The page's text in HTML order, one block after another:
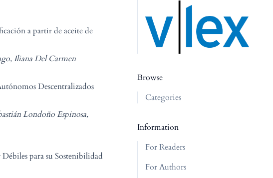
a partir de aceite de
Iliana Del Carmen
Descentralizados
Londoño Espinosa,
para su Sostenibilidad
Browse
Categories
Information
For Readers
For Authors